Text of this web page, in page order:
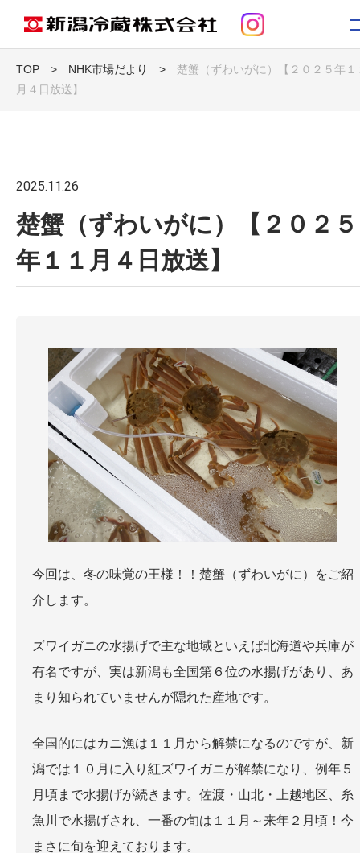
お問い合わせ
TOP > NHK市場だより >
楚蟹（ずわいがに）【２０２５年１
月４日放送】
2025.11.26
楚蟹（ずわいがに）【２０２５
年１１月４日放送】
今回は、冬の味覚の王様！！楚蟹（ずわいがに）をご紹
介します。
ズワイガニの水揚げで主な地域といえば北海道や兵庫が
有名ですが、実は新潟も全国第６位の水揚げがあり、あ
まり知られていませんが隠れた産地です。
全国的にはカニ漁は１１月から解禁になるのですが、新
潟では１０月に入り紅ズワイガニが解禁になり、例年５
月頃まで水揚げが続きます。佐渡・山北・上越地区、糸
魚川で水揚げされ、一番の旬は１１月～来年２月頃！今
まさに旬を迎えております。